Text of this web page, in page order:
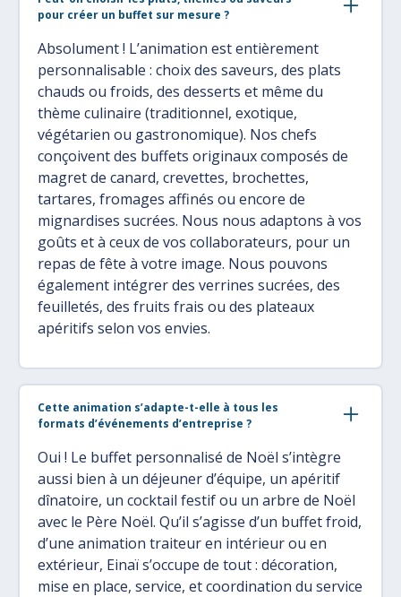
pour créer un buffet sur mesure ?
Absolument ! L’animation est entièrement
personnalisable : choix des saveurs, des plats
chauds ou froids, des desserts et même du
thème culinaire (traditionnel, exotique,
végétarien ou gastronomique). Nos chefs
conçoivent des buffets originaux composés de
magret de canard, crevettes, brochettes,
tartares, fromages affinés ou encore de
mignardises sucrées. Nous nous adaptons à vos
goûts et à ceux de vos collaborateurs, pour un
repas de fête à votre image. Nous pouvons
également intégrer des verrines sucrées, des
feuilletés, des fruits frais ou des plateaux
apéritifs selon vos envies.
Cette animation s’adapte-t-elle à tous les
formats d’événements d’entreprise ?
Oui ! Le buffet personnalisé de Noël s’intègre
aussi bien à un déjeuner d’équipe, un apéritif
dînatoire, un cocktail festif ou un arbre de Noël
avec le Père Noël. Qu’il s’agisse d’un buffet froid,
d’une animation traiteur en intérieur ou en
extérieur, Einaï s’occupe de tout : décoration,
mise en place, service, et coordination du service